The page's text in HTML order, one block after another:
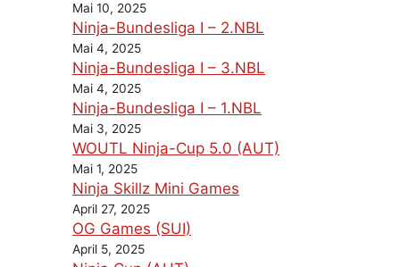
Mai 10, 2025
Ninja-Bundesliga I – 2.NBL
Mai 4, 2025
Ninja-Bundesliga I – 3.NBL
Mai 4, 2025
Ninja-Bundesliga I – 1.NBL
Mai 3, 2025
WOUTL Ninja-Cup 5.0 (AUT)
Mai 1, 2025
Ninja Skillz Mini Games
April 27, 2025
OG Games (SUI)
April 5, 2025